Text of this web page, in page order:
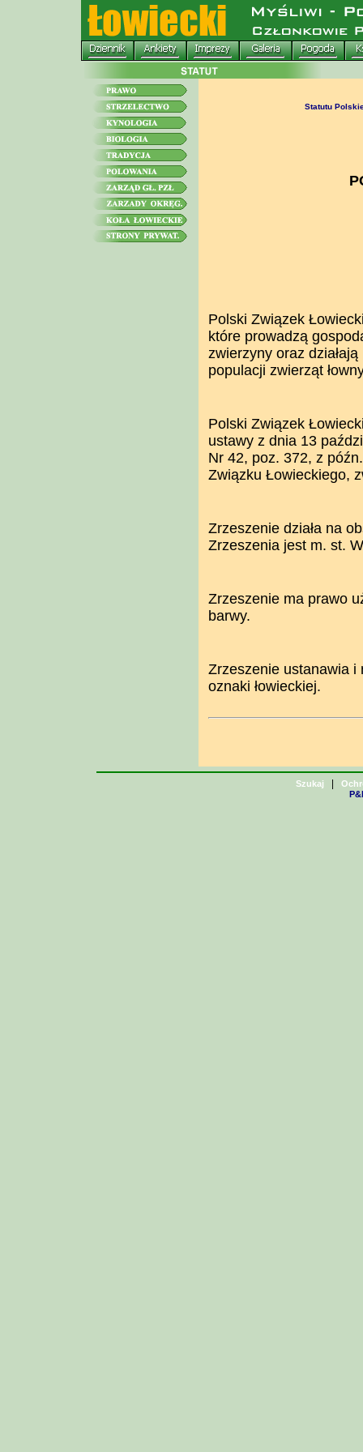
Statutu
Polski Związek
które prowadzą
zwierzyny oraz
populacji zwierząt
Polski Związek
ustawy z dnia 13
Nr 42, poz. 372, z
Związku Łowieckiego,
Zrzeszenie działa na
Zrzeszenia jest m. st.
Zrzeszenie ma prawo
barwy.
Zrzeszenie ustanawia i
oznaki łowieckiej.
Szukaj